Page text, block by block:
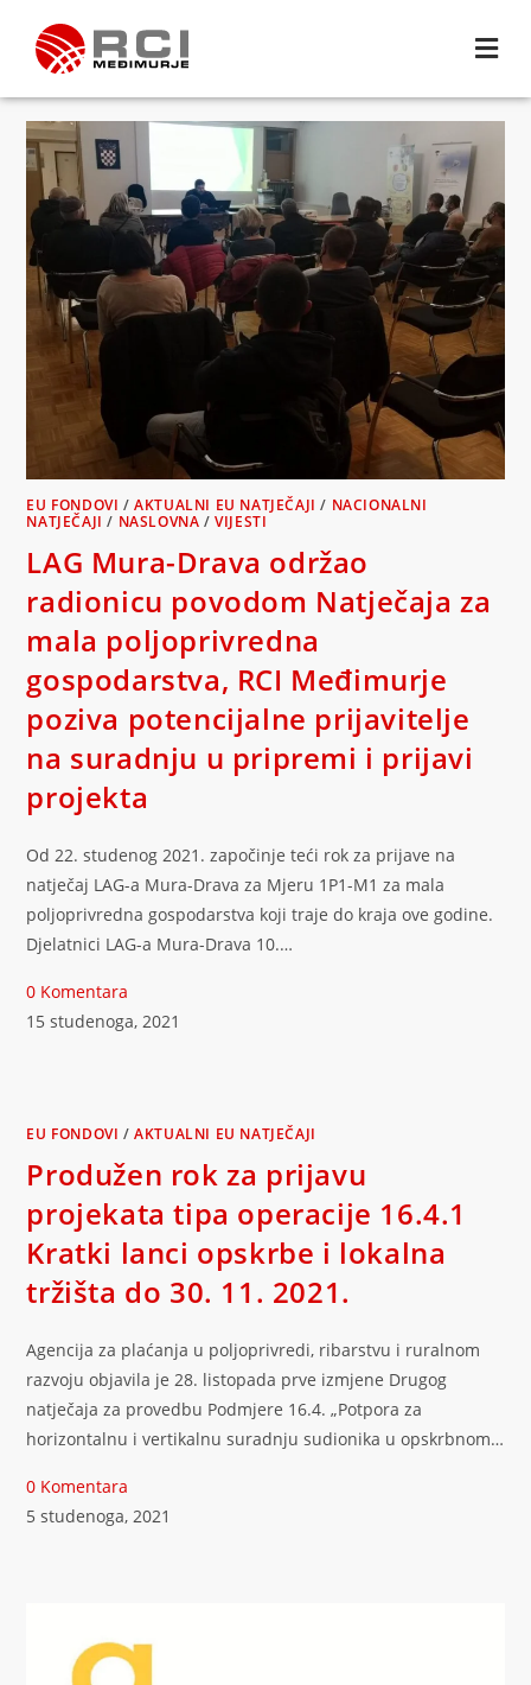
EU FONDOVI /AKTUALNI EU NATJEČAJI / NACIONALNI
NATJEČAJI / NASLOVNA /VIJESTI
LAG Mura-Drava održao
radionicu povodom Natječaja za
mala poljoprivredna
gospodarstva, RCI Međimurje
poziva potencijalne prijavitelje
na suradnju u pripremi i prijavi
projekta
Od 22. studenog 2021. započinje teći rok za prijave na
natječaj LAG-a Mura-Drava za Mjeru 1P1-M1 za mala
poljoprivredna gospodarstva koji traje do kraja ove godine.
Djelatnici LAG-a Mura-Drava 10.…
0 Komentara
15 studenoga, 2021
EU FONDOVI /AKTUALNI EU NATJEČAJI
Produžen rok za prijavu
projekata tipa operacije 16.4.1
Kratki lanci opskrbe i lokalna
tržišta do 30. 11. 2021.
Agencija za plaćanja u poljoprivredi, ribarstvu i ruralnom
razvoju objavila je 28. listopada prve izmjene Drugog
natječaja za provedbu Podmjere 16.4. „Potpora za
horizontalnu i vertikalnu suradnju sudionika u opskrbnom…
0 Komentara
5 studenoga, 2021